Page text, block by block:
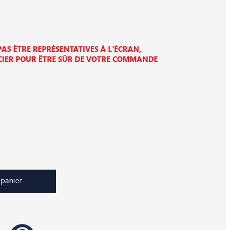
ÊTRE REPRÉSENTATIVES À L'ÉCRAN,
POUR ÊTRE SÛR DE VOTRE COMMANDE